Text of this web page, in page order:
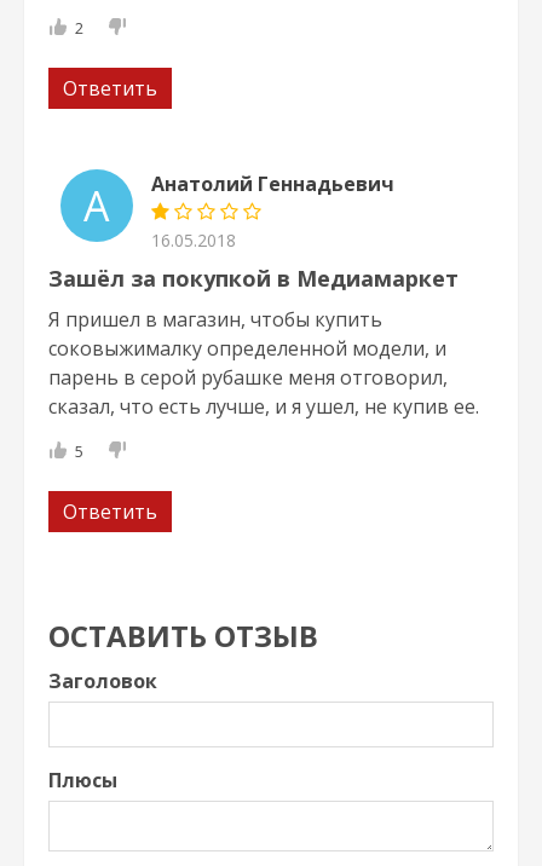
2
Ответить
А Анатолий Геннадьевич
16.05.2018
Зашёл за покупкой в Медиамаркет
Я пришел в магазин, чтобы купить
соковыжималку определенной модели, и
парень в серой рубашке меня отговорил,
сказал, что есть лучше, и я ушел, не купив ее.
5
Ответить
ОСТАВИТЬ ОТЗЫВ
Заголовок
Плюсы